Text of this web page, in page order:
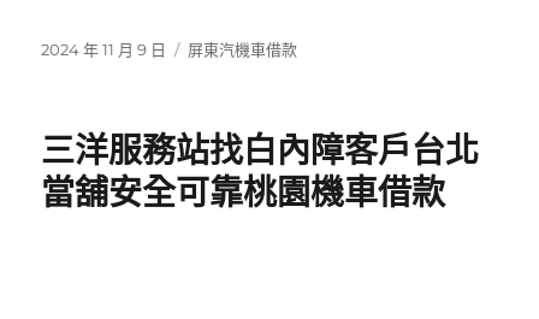
發
2024 年 11 月 9 日
分
屏東汽機車借款
三洋服務站找白內障客戶台北
當舖安全可靠桃園機車借款